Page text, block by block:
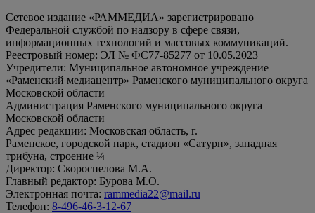
Сетевое издание «РАММЕДИА» зарегистрировано
Федеральной службой по надзору в сфере связи,
информационных технологий и массовых коммуникаций.
Реестровый номер: ЭЛ № ФС77-85277 от 10.05.2023
Учредители: Муниципальное автономное учреждение
«Раменский медиацентр» Раменского муниципального округа
Московской области
Администрация Раменского муниципального округа
Московской области
Адрес редакции: Московская область, г.
Раменское, городской парк, стадион «Сатурн», западная
трибуна, строение ¼
Директор: Скороспелова М.А.
Главный редактор: Бурова М.О.
Электронная почта: rammedia22@mail.ru
Телефон: 8-496-46-3-12-67